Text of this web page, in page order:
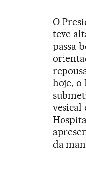
O
teve
passa
hoje, o
vesical
da